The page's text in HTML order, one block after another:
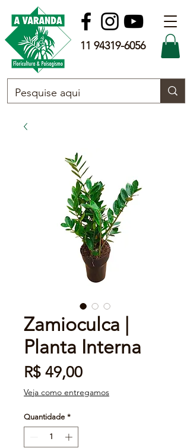
11 94319-6056
Zamioculca |
Planta Interna
R$ 49,00Preço
Veja como entregamos
Quantidade *